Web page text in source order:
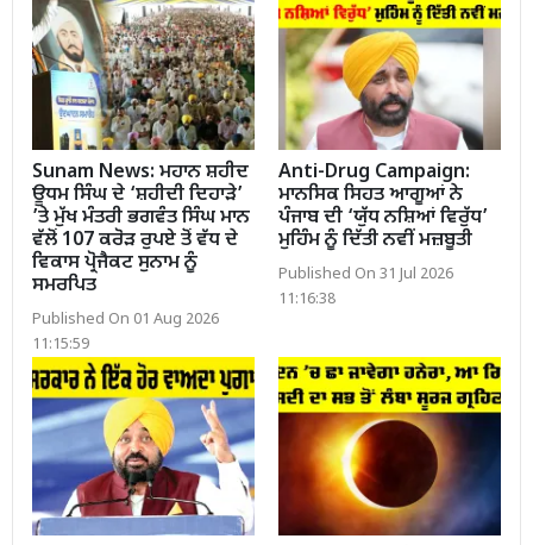
Sunam News: ਮਹਾਨ ਸ਼ਹੀਦ
ਊਧਮ ਸਿੰਘ ਦੇ ‘ਸ਼ਹੀਦੀ ਦਿਹਾੜੇ’
’ਤੇ ਮੁੱਖ ਮੰਤਰੀ ਭਗਵੰਤ ਸਿੰਘ ਮਾਨ
ਵੱਲੋਂ 107 ਕਰੋੜ ਰੁਪਏ ਤੋਂ ਵੱਧ ਦੇ
ਵਿਕਾਸ ਪ੍ਰੋਜੈਕਟ ਸੁਨਾਮ ਨੂੰ
ਸਮਰਪਿਤ
Published On 01 Aug 2026
11:15:59
Anti-Drug Campaign:
ਮਾਨਸਿਕ ਸਿਹਤ ਆਗੂਆਂ ਨੇ
ਪੰਜਾਬ ਦੀ ‘ਯੁੱਧ ਨਸ਼ਿਆਂ ਵਿਰੁੱਧ’
ਮੁਹਿੰਮ ਨੂੰ ਦਿੱਤੀ ਨਵੀਂ ਮਜ਼ਬੂਤੀ
Published On 31 Jul 2026
11:16:38